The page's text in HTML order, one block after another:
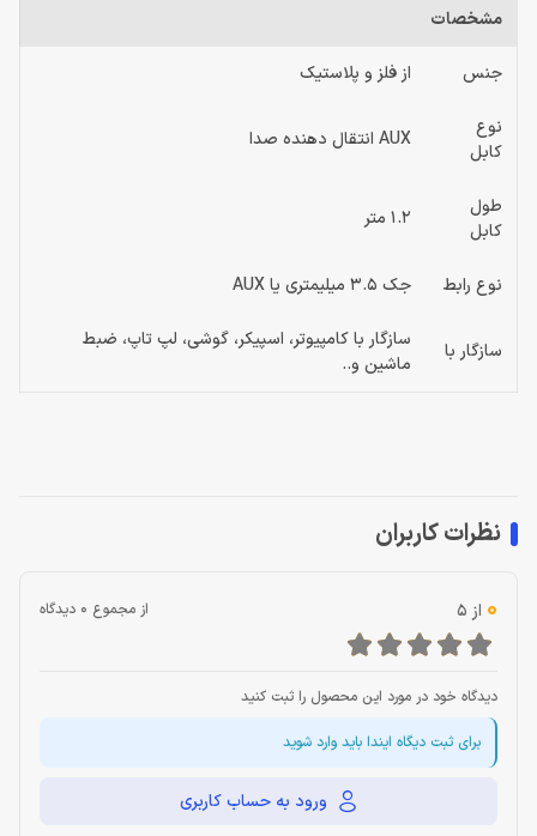
مشخصات
جنس از فلز و پلاستیک
نوع
کابل
AUX انتقال دهنده صدا
طول
کابل
1.2 متر
نوع رابط جک 3.5 میلیمتری یا AUX
سازگار با
سازگار با کامپیوتر، اسپیکر، گوشی، لپ تاپ، ضبط
ماشین و..
نظرات کاربران
0 از 5 از مجموع 0 دیدگاه
دیدگاه خود در مورد این محصول را ثبت کنید
برای ثبت دیگاه ایندا باید وارد شوید
ورود به حساب کاربری